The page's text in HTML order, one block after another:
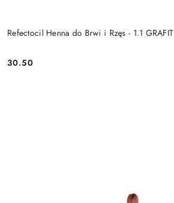
Refectocil Henna do Brwi i Rzęs - 1.1 GRAFIT
Cena:
30.50